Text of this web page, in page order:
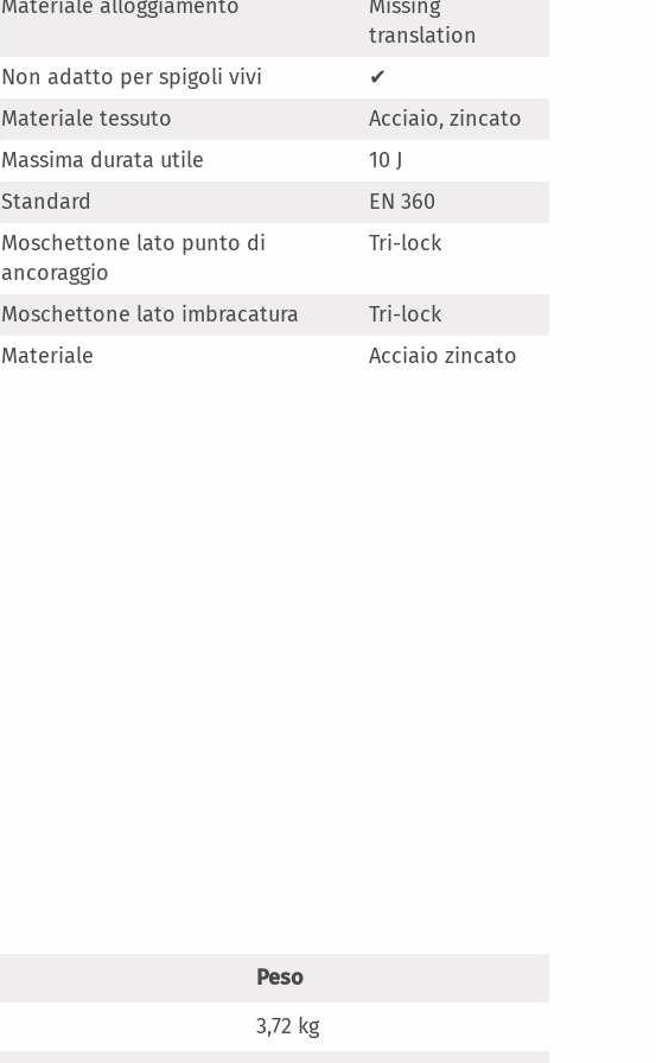
Materiale alloggiamento
Missing
translation
Non adatto per spigoli vivi
✔
Materiale tessuto
Acciaio, zincato
Massima durata utile
10 J
Standard
EN 360
Moschettone lato punto di
ancoraggio
Tri-lock
Moschettone lato imbracatura
Tri-lock
Materiale
Acciaio zincato
Peso
3,72 kg